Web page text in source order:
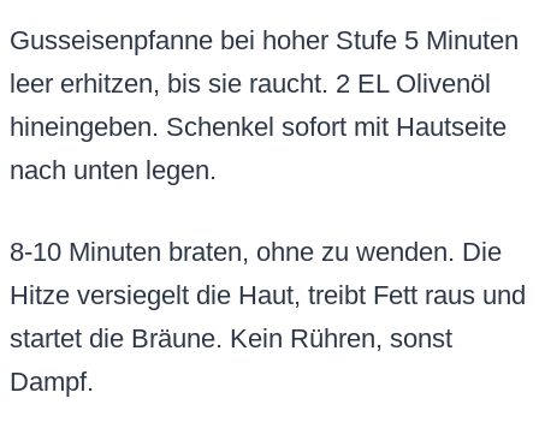
Gusseisenpfanne bei hoher Stufe 5 Minuten
leer erhitzen, bis sie raucht. 2 EL Olivenöl
hineingeben. Schenkel sofort mit Hautseite
nach unten legen.
8-10 Minuten braten, ohne zu wenden. Die
Hitze versiegelt die Haut, treibt Fett raus und
startet die Bräune. Kein Rühren, sonst
Dampf.